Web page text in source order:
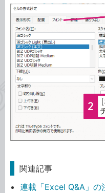
関連記事
連載「Excel Q&A」の